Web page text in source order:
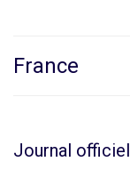
France
Journal officiel